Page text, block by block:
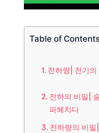
Table of
전하량| 전기
전하의 비밀|
파헤치다
전하량의 비